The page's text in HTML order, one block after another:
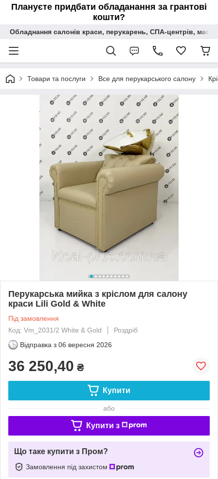
Плануєте придбати обладанання за грантові
кошти?
Обладнання салонів краси, перукарень, СПА-центрів,
Товари та послуги Все для перукарського салону
Перукарська мийка з кріслом для салону
краси Lili Gold & White
Під замовлення
Код: Vm_2031/2 White & Gold
Роздріб
Відправка з 06 вересня 2026
36 250,40 ₴
Купити
або
Купити з
Що таке купити з Пром?
Замовлення під захистом